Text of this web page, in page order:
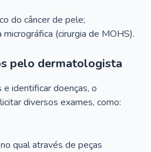
do câncer de pele;
micrográfica (cirurgia de MOHS).
pelo dermatologista
identificar doenças, o
diversos exames, como:
qual através de peças